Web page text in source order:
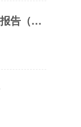
2026年5月锅炉废气检测报告（氮氧化物）